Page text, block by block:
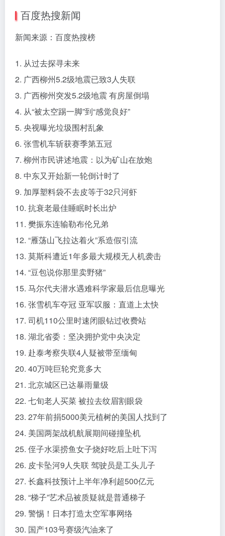
百度热搜新闻
新闻来源：百度热搜榜
1. 从过去探寻未来
2. 广西柳州5.2级地震已致3人失联
3. 广西柳州突发5.2级地震 有房屋倒塌
4. 从“被太空踢一脚”到“感觉良好”
5. 央视曝光垃圾围村乱象
6. 张雪机车斩获赛季第五冠
7. 柳州市民讲述地震：以为矿山在放炮
8. 中东又开始新一轮倒计时了
9. 加厚塑料袋不去皮等于32只河虾
10. 抗衰老最佳睡眠时长出炉
11. 樊振东连输勒布伦兄弟
12. “雁荡山飞拉达着火”系造假引流
13. 莫斯科遭近1年多最大规模无人机袭击
14. “豆包说你那里卖野猪”
15. 马尔代夫潜水遇难科学家最后信息曝光
16. 张雪机车夺冠 亚军叹服：直道上太快
17. 司机110公里时速闭眼钻过收费站
18. 湖北省委：坚决拥护党中央决定
19. 赴泰考察失联4人疑被带至缅甸
20. 40万吨巨轮究竟多大
21. 北京城区已达暴雨量级
22. 七旬老人买菜 被拉去纹眉割眼袋
23. 27年前捐5000美元植树的美国人找到了
24. 美国两架战机航展期间碰撞坠机
25. 侄子水渠捞鱼女子烧好吃后上吐下泻
26. 皮卡坠河9人失联 驾驶员是工头儿子
27. 长鑫科技预计上半年净利超500亿元
28. “梯子”艺术品被质疑就是普通梯子
29. 警惕！日本打造太空军事网络
30. 国产103号赛级汽油来了